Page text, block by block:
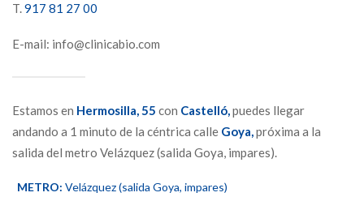
T.917 81 27 00
E-mail: info@clinicabio.com
Estamos en Hermosilla,55 con Castelló,puedes llegar
andando a 1 minuto de la céntrica calle Goya,próxima a la
salida del metro Velázquez (salida Goya, impares).
METRO: Velázquez (salida Goya, impares)